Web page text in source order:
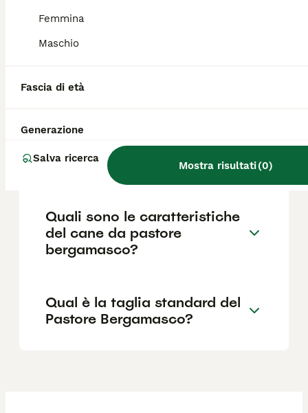
Femmina
Maschio
Fascia di età
Generazione
Salva ricerca
Mostra risultati(0)
cresce continuamente formando le
Pastore Bergamasco?
Qual è il carattere del cane
da pastore bergamasco?
Quali sono le caratteristiche
del cane da pastore
bergamasco?
Qual è la taglia standard del
Pastore Bergamasco?